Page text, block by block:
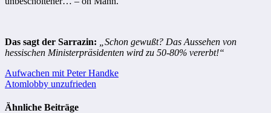
Das sagt der Sarrazin:
„Schon gewußt? Das Aussehen von
hessischen Ministerpräsidenten wird zu 50-80% vererbt!“
Beitragsnavigation
Aufwachen mit Peter Handke
Atomlobby unzufrieden
Ähnliche Beiträge